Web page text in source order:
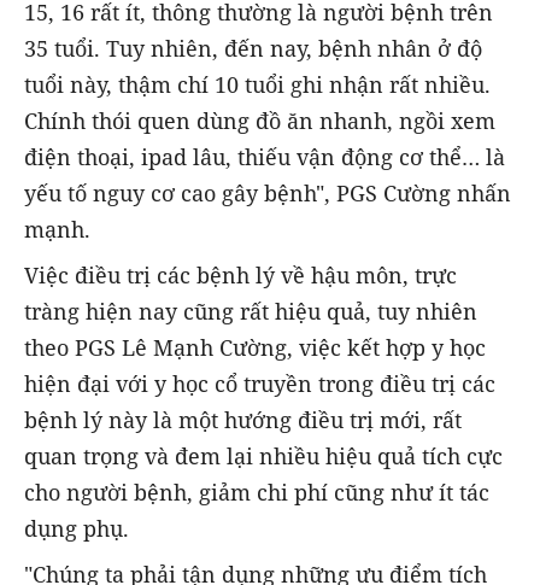
15, 16 rất ít, thông thường là người bệnh trên
35 tuổi. Tuy nhiên, đến nay, bệnh nhân ở độ
tuổi này, thậm chí 10 tuổi ghi nhận rất nhiều.
Chính thói quen dùng đồ ăn nhanh, ngồi xem
điện thoại, ipad lâu, thiếu vận động cơ thể… là
yếu tố nguy cơ cao gây bệnh", PGS Cường nhấn
mạnh.
Việc điều trị các bệnh lý về hậu môn, trực
tràng hiện nay cũng rất hiệu quả, tuy nhiên
theo PGS Lê Mạnh Cường, việc kết hợp y học
hiện đại với y học cổ truyền trong điều trị các
bệnh lý này là một hướng điều trị mới, rất
quan trọng và đem lại nhiều hiệu quả tích cực
cho người bệnh, giảm chi phí cũng như ít tác
dụng phụ.
"Chúng ta phải tận dụng những ưu điểm tích